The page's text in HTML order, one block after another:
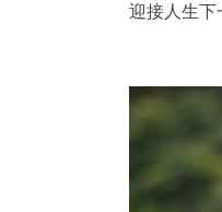
迎接人生下